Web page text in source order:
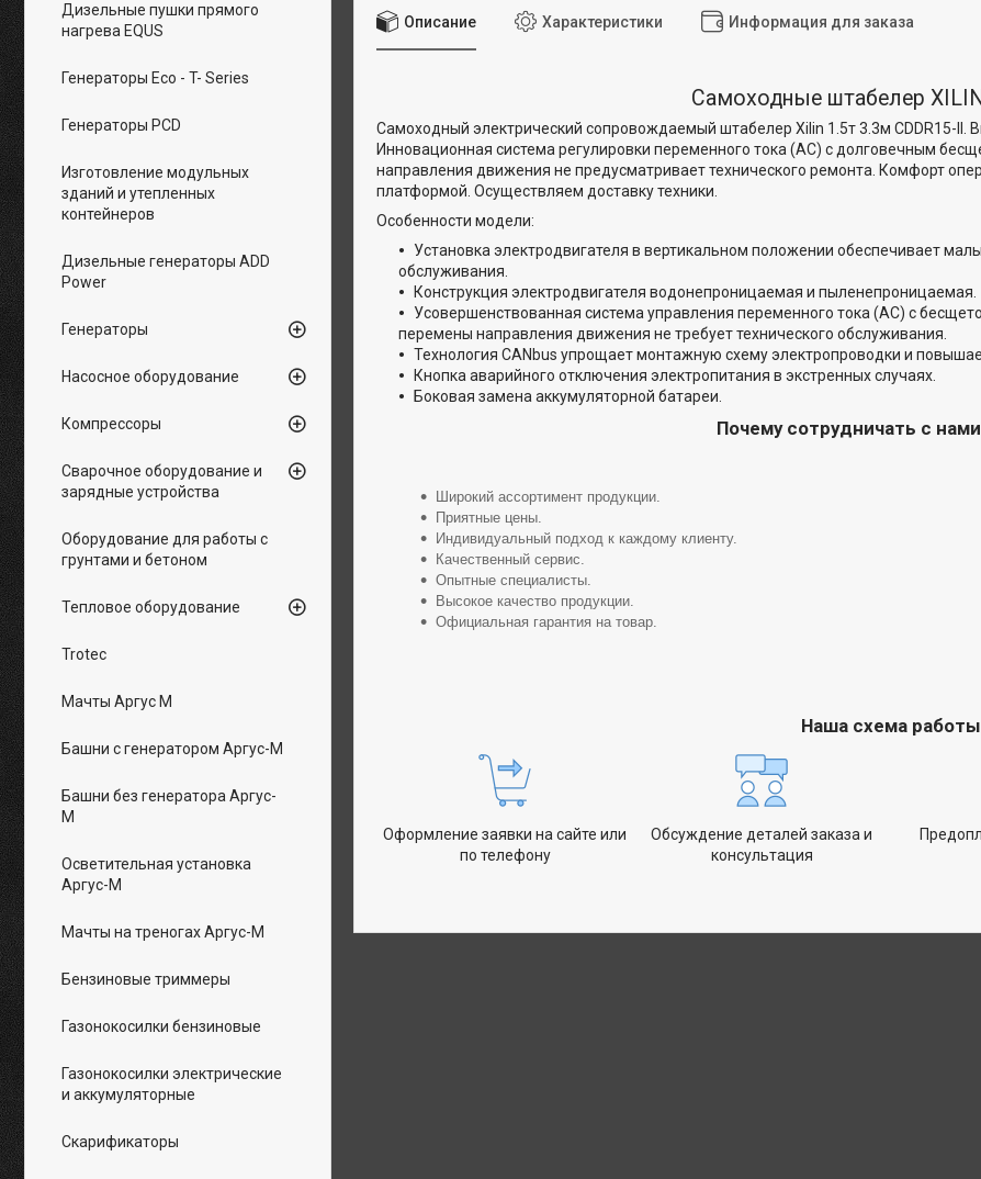
Описание Характеристики Информация для заказа
Самоходные штабелер XILIN
Самоходный электрический сопровождаемый штабелер Xilin 1.5т 3.3м CDDR15-II.
Инновационная система регулировки переменного тока (АС) с долговечным
направления движения не предусматривает технического ремонта. Комфорт
платформой. Осуществляем доставку техники.
Особенности модели:
Установка электродвигателя в вертикальном положении обеспечивает
обслуживания.
Конструкция электродвигателя водонепроницаемая и пыленепроницаемая.
Усовершенствованная система управления переменного тока (АС) с
перемены направления движения не требует технического обслуживания.
Технология CANbus упрощает монтажную схему электропроводки и
Кнопка аварийного отключения электропитания в экстренных случаях.
Боковая замена аккумуляторной батареи.
Почему сотрудничать с
Широкий ассортимент продукции.
Приятные цены.
Индивидуальный подход к каждому клиенту.
Качественный сервис.
Опытные специалисты.
Высокое качество продукции.
Официальная гарантия на товар.
Наша схема работы
Оформление заявки на сайте или
по телефону
Обсуждение деталей заказа и
консультация
Дизельные пушки прямого
нагрева EQUS
Генераторы Eco - T- Series
Генераторы PCD
Изготовление модульных
зданий и утепленных
контейнеров
Дизельные генераторы ADD
Power
Генераторы
Насосное оборудование
Компрессоры
Сварочное оборудование и
зарядные устройства
Оборудование для работы с
грунтами и бетоном
Тепловое оборудование
Trotec
Мачты Аргус М
Башни с генератором Аргус-М
Башни без генератора Аргус-
М
Осветительная установка
Аргус-М
Мачты на треногах Аргус-М
Бензиновые триммеры
Газонокосилки бензиновые
Газонокосилки электрические
и аккумуляторные
Скарификаторы